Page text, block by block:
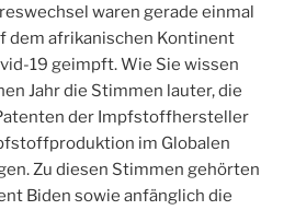
waren gerade einmal
dem afrikanischen Kontinent
19 geimpft. Wie Sie wissen
Jahr die Stimmen lauter, die
der Impfstoffhersteller
im Globalen
Zu diesen Stimmen gehörten
Biden sowie anfänglich die